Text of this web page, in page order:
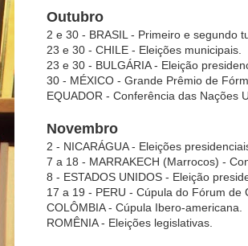
Outubro
2 e 30 - BRASIL - Primeiro e segundo
23 e 30 - CHILE - Eleições municipais.
23 e 30 - BULGÁRIA - Eleição
30 - MÉXICO - Grande Prêmio de
EQUADOR - Conferência das Nações
Novembro
2 - NICARÁGUA - Eleições
7 a 18 - MARRAKECH (Marrocos) -
8 - ESTADOS UNIDOS - Eleição
17 a 19 - PERU - Cúpula do Fórum de
COLÔMBIA - Cúpula Ibero-americana.
ROMÊNIA - Eleições legislativas.